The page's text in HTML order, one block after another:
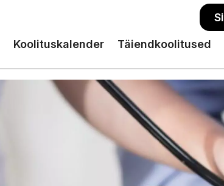
Koolituskalender Täiendkoolitused